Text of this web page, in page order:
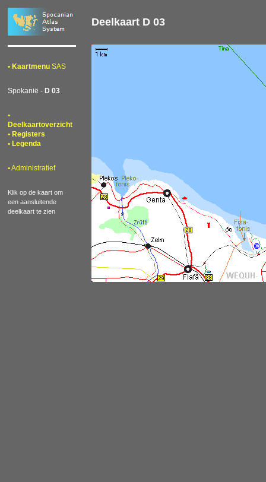
• Kaartmenu SAS
Spokanië - D 03
•
Deelkaartoverzicht
• Registers
• Legenda
•Administratief
Klik op de kaart om
een aansluitende
deelkaart te zien
Deelkaart D 03